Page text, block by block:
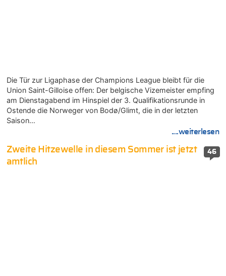
Die Tür zur Ligaphase der Champions League bleibt für die
Union Saint-Gilloise offen: Der belgische Vizemeister empfing
am Dienstagabend im Hinspiel der 3. Qualifikationsrunde in
Ostende die Norweger von Bodø/Glimt, die in der letzten
Saison…
....weiterlesen
46
Zweite Hitzewelle in diesem Sommer ist jetzt
amtlich